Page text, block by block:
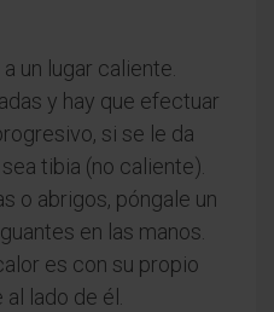
un lugar caliente.
y hay que efectuar
si se le da
tibia (no caliente).
o abrigos, póngale un
en las manos.
es con su propio
lado de él.